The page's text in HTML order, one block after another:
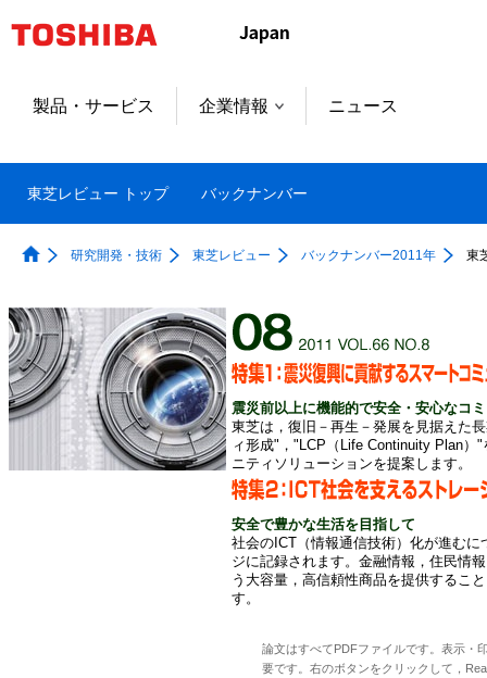
製品・サービス 企業情報 ニュース
東芝レビュー トップ バックナンバー
研究開発・技術 東芝レビュー バックナンバー2011年 東
震災前以上に機能的で安全・安心なコ
東芝は，復旧－再生－発展を見据えた
ィ形成"，"LCP（Life Continuity Plan）
ニティソリューションを提案します。
安全で豊かな生活を目指して
社会のICT（情報通信技術）化が進む
ジに記録されます。金融情報，住民情
う大容量，高信頼性商品を提供するこ
す。
論文はすべてPDFファイルです。表示・
要です。右のボタンをクリックして，